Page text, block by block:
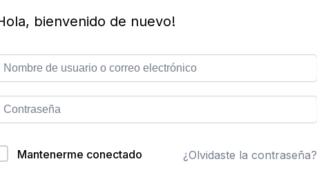
bienvenido de nuevo!
Mantenerme conectado ¿Olvidaste la contraseña?